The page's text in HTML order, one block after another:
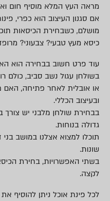
מראה העץ המלא מוסיף חום
אם סגנון העיצוב הוא כפרי,
מושלם, כשבחירת הכיסאות
כיסא מעץ טבעי? צבעוני?
עוד פרט חשוב בבחירה הוא
בשולחן עגול נשב סביב, כולם
או אובלית לאחר פתיחה,
ובעיצוב הכללי.
בבחירת שולחן מלבני יש
גדולה בנוחות.
תוכלו למצוא אצלנו במושב בני
שונות.
בשתי האפשרויות, בחירת
לקצה.
לכל פינת אוכל ניתן להוסיף